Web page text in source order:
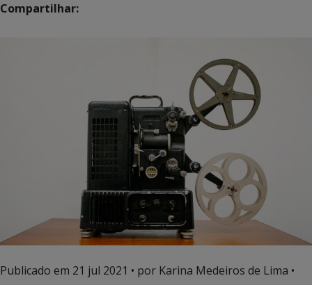
Compartilhar:
Publicado em 21 jul 2021 • por Karina Medeiros de Lima •